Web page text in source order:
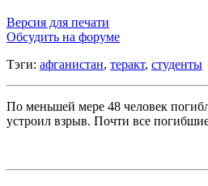
Версия для печати
Обсудить на форуме
Тэги: афганистан, теракт, студенты
По меньшей мере 48 человек
устроил взрыв. Почти все